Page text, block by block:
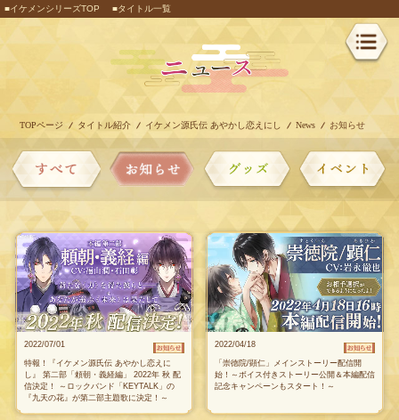
■イケメンシリーズTOP ■タイトル一覧
TOPページ タイトル紹介 イケメン源氏伝 あやかし恋えにし News お知らせ
2022/07/01
特報！『イケメン源氏伝 あやかし恋えに
し』 第二部「頼朝・義経編」 2022年 秋 配
信決定！ ～ロックバンド「KEYTALK」の
『九天の花』が第二部主題歌に決定！～
2022/04/18
「崇徳院/顕仁」メインストーリー配信開
始！～ボイス付きストーリー公開＆本編配信
記念キャンペーンもスタート！～